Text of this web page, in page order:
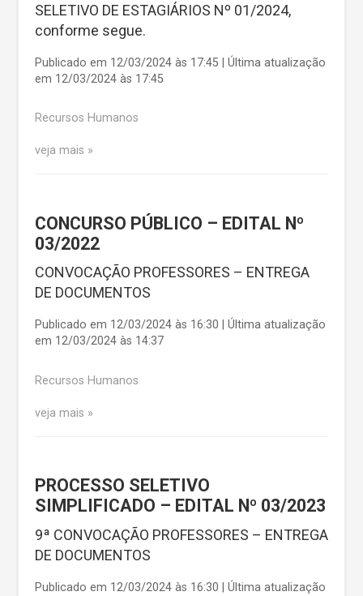
SELETIVO DE ESTAGIÁRIOS Nº 01/2024,
conforme segue.
Publicado em 12/03/2024 às 17:45 | Última atualização
em 12/03/2024 às 17:45
Recursos Humanos
veja mais
CONCURSO PÚBLICO – EDITAL Nº
03/2022
CONVOCAÇÃO PROFESSORES – ENTREGA
DE DOCUMENTOS
Publicado em 12/03/2024 às 16:30 | Última atualização
em 12/03/2024 às 14:37
Recursos Humanos
veja mais
PROCESSO SELETIVO
SIMPLIFICADO – EDITAL Nº 03/2023
9ª CONVOCAÇÃO PROFESSORES – ENTREGA
DE DOCUMENTOS
Publicado em 12/03/2024 às 16:30 | Última atualização